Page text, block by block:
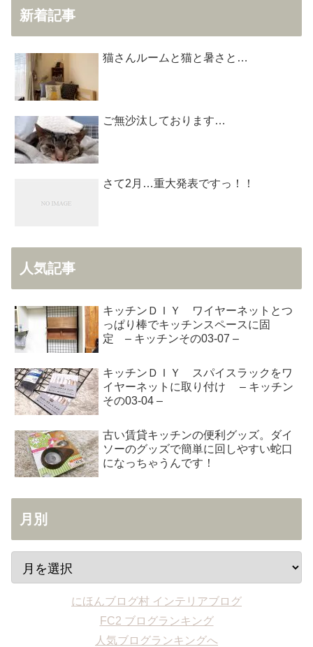
新着記事
猫さんルームと猫と暑さと…
ご無沙汰しております…
さて2月…重大発表ですっ！！
人気記事
キッチンＤＩＹ ワイヤーネットとつ
っぱり棒でキッチンスペースに固
定 – キッチンその03-07 –
キッチンＤＩＹ スパイスラックをワ
イヤーネットに取り付け – キッチン
その03-04 –
古い賃貸キッチンの便利グッズ。ダイ
ソーのグッズで簡単に回しやすい蛇口
になっちゃうんです！
月別
にほんブログ村 インテリアブログ
FC2 ブログランキング
人気ブログランキングへ